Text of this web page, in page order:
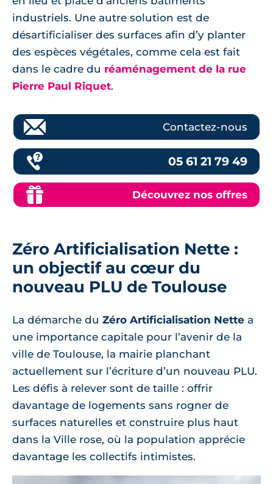
industriels. Une autre solution est de
désartificialiser des surfaces afin d’y planter
des espèces végétales, comme cela est fait
dans le cadre du réaménagement de la rue
Pierre Paul Riquet.
Contactez-nous
05 61 21 79 49
Découvrez nos offres
Zéro Artificialisation Nette :
un objectif au cœur du
nouveau PLU de Toulouse
La démarche du Zéro Artificialisation Nette a
une importance capitale pour l’avenir de la
ville de Toulouse, la mairie planchant
actuellement sur l’écriture d’un nouveau PLU.
Les défis à relever sont de taille : offrir
davantage de logements sans rogner de
surfaces naturelles et construire plus haut
dans la Ville rose, où la population apprécie
davantage les collectifs intimistes.